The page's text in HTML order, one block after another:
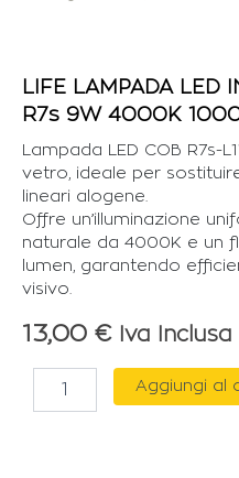
LIFE LAMPADA LED
R7s 9W 4000K
Lampada LED COB R7s-
vetro, ideale per
lineari alogene.
Offre un’illuminazione
naturale da 4000K e un
lumen, garantendo
visivo.
13,00 € Iva Inclusa
LAMPADA
Aggiungi al